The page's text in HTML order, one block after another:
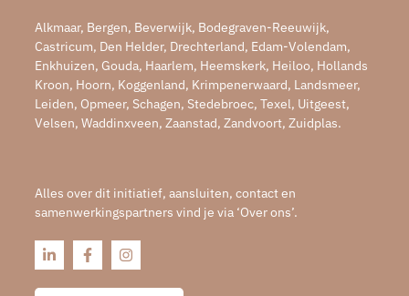
Alkmaar, Bergen, Beverwijk, Bodegraven-Reeuwijk,
Castricum, Den Helder, Drechterland, Edam-Volendam,
Enkhuizen, Gouda, Haarlem, Heemskerk, Heiloo, Hollands
Kroon, Hoorn, Koggenland, Krimpenerwaard, Landsmeer,
Leiden, Opmeer, Schagen, Stedebroec, Texel, Uitgeest,
Velsen, Waddinxveen, Zaanstad, Zandvoort, Zuidplas.
Alles over dit initiatief, aansluiten, contact en
samenwerkingspartners vind je via ‘Over ons’.